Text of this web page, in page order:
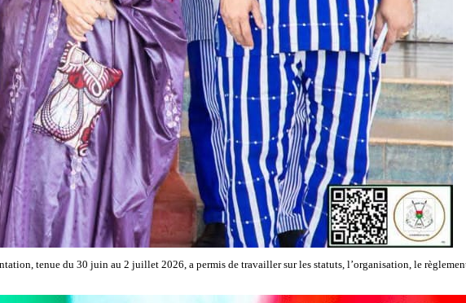
tenue du 30 juin au 2 juillet 2026, a permis de travailler sur les statuts, l’organisation, le